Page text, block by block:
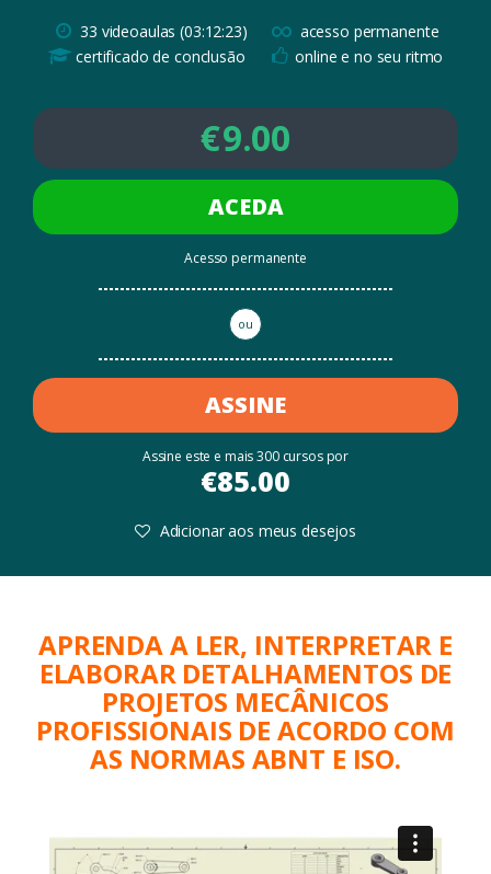
33 videoaulas (03:12:23) ∞ acesso permanente
certificado de conclusão
online e no seu ritmo
€9.00
ACEDA
Acesso permanente
ou
ASSINE
Assine este e mais 300 cursos por
€85.00
Adicionar aos meus desejos
APRENDA A LER, INTERPRETAR E
ELABORAR DETALHAMENTOS DE
PROJETOS MECÂNICOS
PROFISSIONAIS DE ACORDO COM
AS NORMAS ABNT E ISO.